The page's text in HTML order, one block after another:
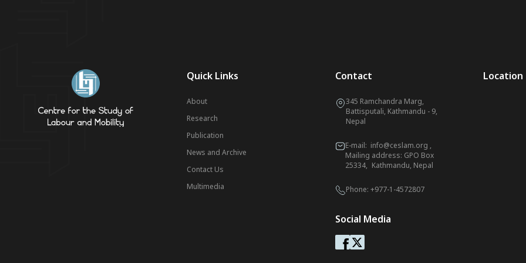
Quick Links
About
Research
Publication
News and Archive
Contact Us
Multimedia
Contact
345 Ramchandra Marg,
Battisputali, Kathmandu - 9,
Nepal
E-mail: info@ceslam.org ,
Mailing address: GPO Box
25334, Kathmandu, Nepal
Phone: +977-1-4572807
Social Media
Location